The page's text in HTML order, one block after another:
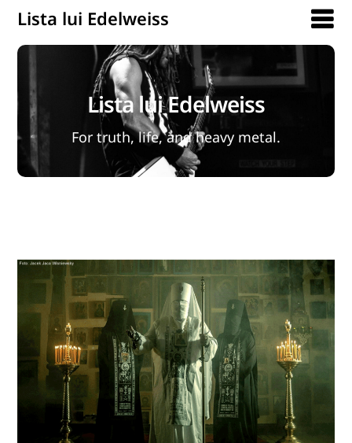
Lista lui Edelweiss
Lista lui Edelweiss
For truth, life, and heavy metal.